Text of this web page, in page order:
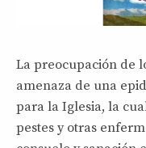
La preocupación de
amenaza de una
para la Iglesia, la
pestes y otras